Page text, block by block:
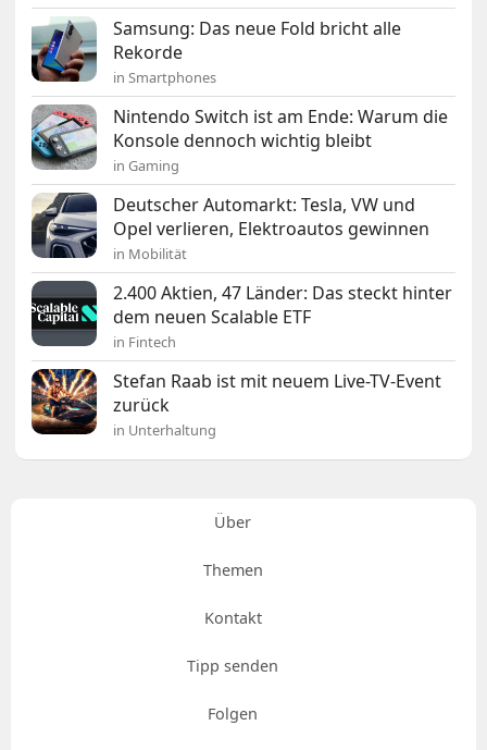
Samsung: Das neue Fold bricht alle
Rekorde
in Smartphones
Nintendo Switch ist am Ende: Warum die
Konsole dennoch wichtig bleibt
in Gaming
Deutscher Automarkt: Tesla, VW und
Opel verlieren, Elektroautos gewinnen
in Mobilität
2.400 Aktien, 47 Länder: Das steckt hinter
dem neuen Scalable ETF
in Fintech
Stefan Raab ist mit neuem Live-TV-Event
zurück
in Unterhaltung
Über
Themen
Kontakt
Tipp senden
Folgen